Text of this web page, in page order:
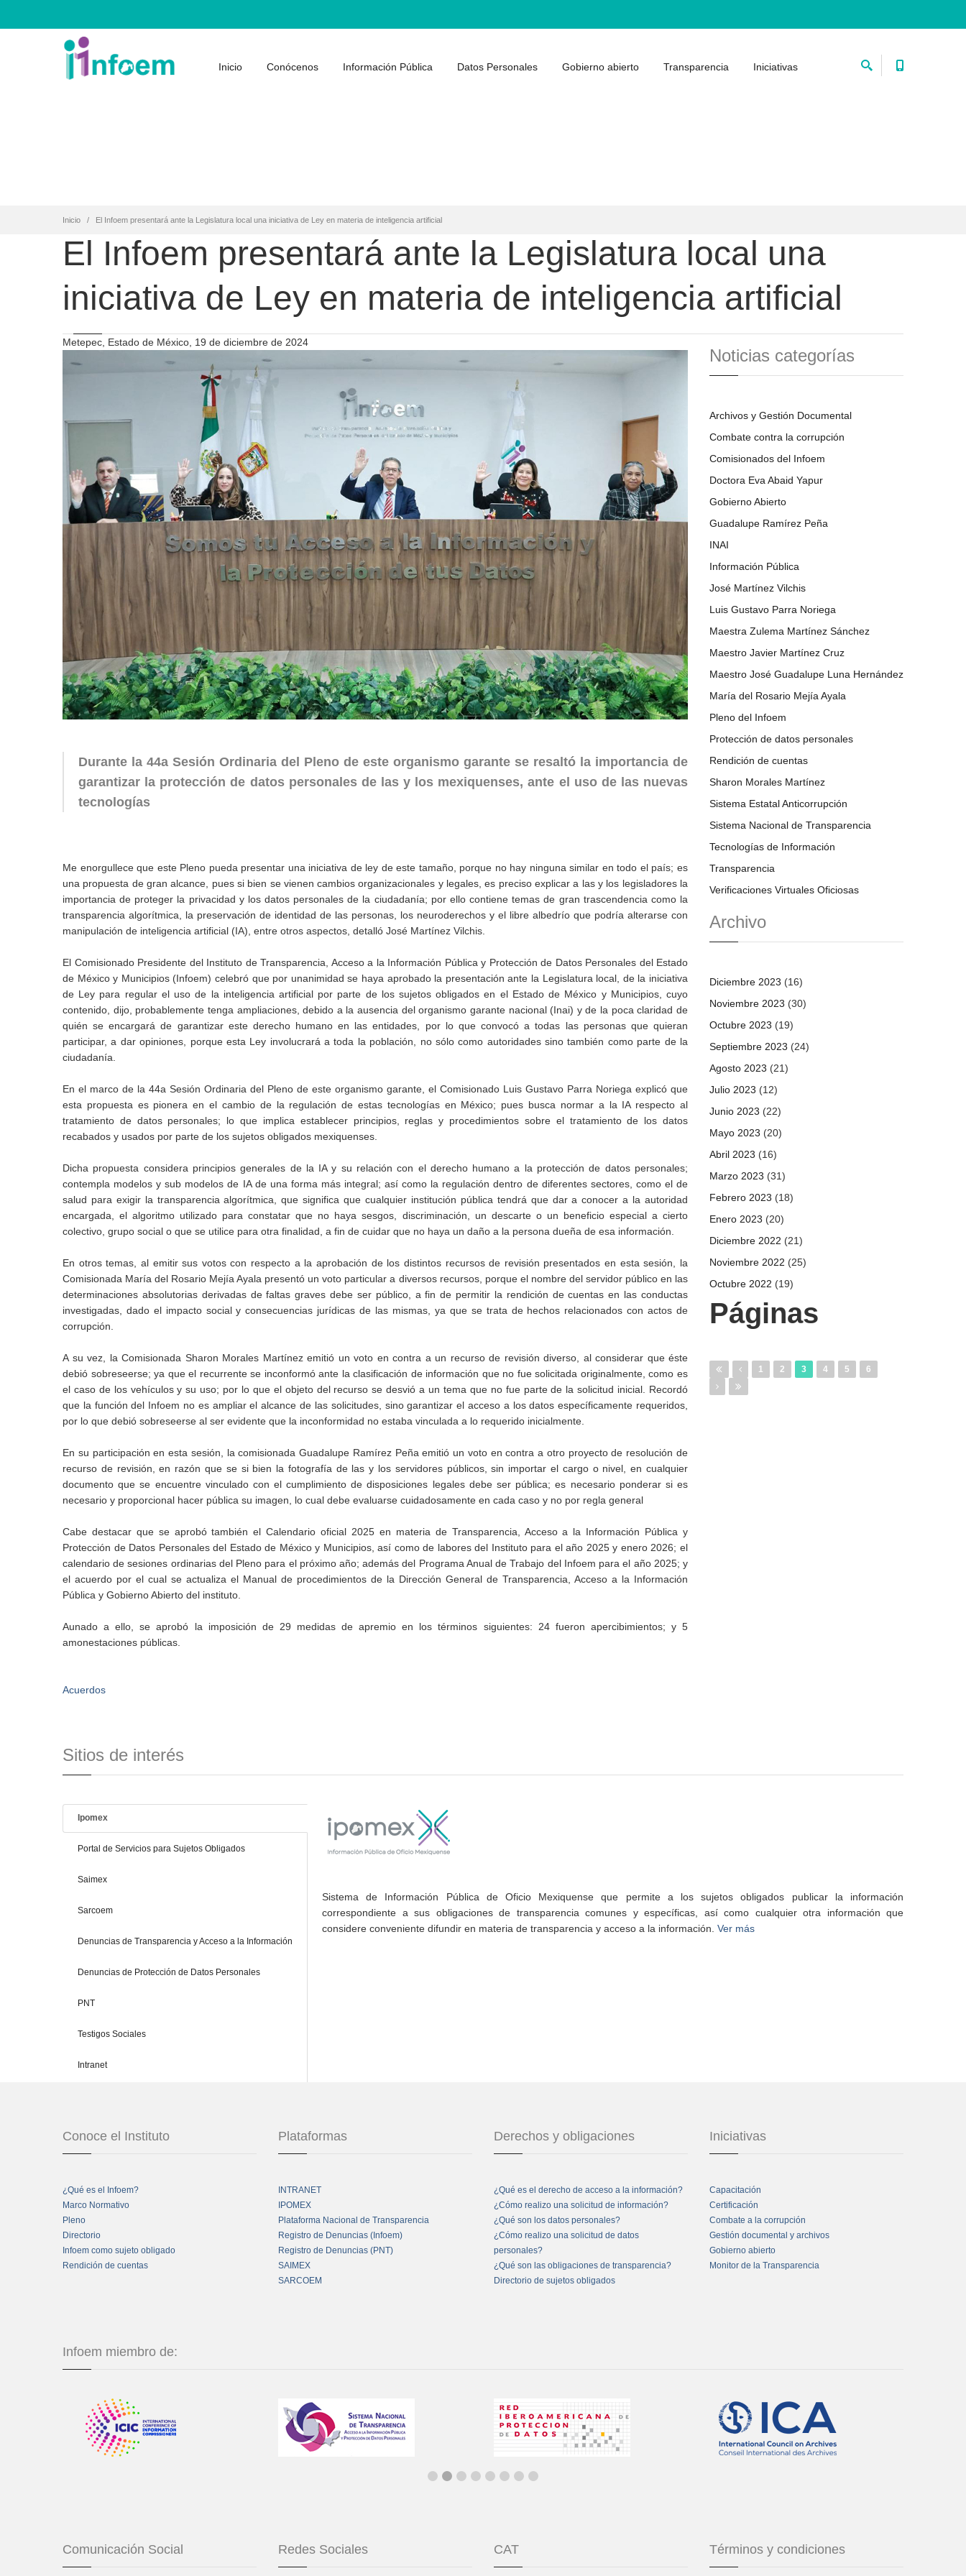
Inicio Conócenos Información Pública Datos Personales Gobierno abierto Transparencia Iniciativas
Inicio El Infoem presentará ante la Legislatura local una iniciativa de Ley en materia de inteligencia artificial
El Infoem presentará ante la Legislatura local una
iniciativa de Ley en materia de inteligencia artificial
Metepec, Estado de México, 19 de diciembre de 2024
Durante la 44a Sesión Ordinaria del Pleno de este organismo garante se resaltó la importancia de
garantizar la protección de datos personales de las y los mexiquenses, ante el uso de las nuevas
tecnologías
Me enorgullece que este Pleno pueda presentar una iniciativa de ley de este tamaño, porque no hay ninguna similar en todo el país; es
una propuesta de gran alcance, pues si bien se vienen cambios organizacionales y legales, es preciso explicar a las y los legisladores la
importancia de proteger la privacidad y los datos personales de la ciudadanía; por ello contiene temas de gran trascendencia como la
transparencia algorítmica, la preservación de identidad de las personas, los neuroderechos y el libre albedrío que podría alterarse con
manipulación de inteligencia artificial (IA), entre otros aspectos, detalló José Martínez Vilchis.
El Comisionado Presidente del Instituto de Transparencia, Acceso a la Información Pública y Protección de Datos Personales del Estado
de México y Municipios (Infoem) celebró que por unanimidad se haya aprobado la presentación ante la Legislatura local, de la iniciativa
de Ley para regular el uso de la inteligencia artificial por parte de los sujetos obligados en el Estado de México y Municipios, cuyo
contenido, dijo, probablemente tenga ampliaciones, debido a la ausencia del organismo garante nacional (Inai) y de la poca claridad de
quién se encargará de garantizar este derecho humano en las entidades, por lo que convocó a todas las personas que quieran
participar, a dar opiniones, porque esta Ley involucrará a toda la población, no sólo como autoridades sino también como parte de la
ciudadanía.
En el marco de la 44a Sesión Ordinaria del Pleno de este organismo garante, el Comisionado Luis Gustavo Parra Noriega explicó que
esta propuesta es pionera en el cambio de la regulación de estas tecnologías en México; pues busca normar a la IA respecto al
tratamiento de datos personales; lo que implica establecer principios, reglas y procedimientos sobre el tratamiento de los datos
recabados y usados por parte de los sujetos obligados mexiquenses.
Dicha propuesta considera principios generales de la IA y su relación con el derecho humano a la protección de datos personales;
contempla modelos y sub modelos de IA de una forma más integral; así como la regulación dentro de diferentes sectores, como el de
salud para exigir la transparencia algorítmica, que significa que cualquier institución pública tendrá que dar a conocer a la autoridad
encargada, el algoritmo utilizado para constatar que no haya sesgos, discriminación, un descarte o un beneficio especial a cierto
colectivo, grupo social o que se utilice para otra finalidad, a fin de cuidar que no haya un daño a la persona dueña de esa información.
En otros temas, al emitir sus votos con respecto a la aprobación de los distintos recursos de revisión presentados en esta sesión, la
Comisionada María del Rosario Mejía Ayala presentó un voto particular a diversos recursos, porque el nombre del servidor público en las
determinaciones absolutorias derivadas de faltas graves debe ser público, a fin de permitir la rendición de cuentas en las conductas
investigadas, dado el impacto social y consecuencias jurídicas de las mismas, ya que se trata de hechos relacionados con actos de
corrupción.
A su vez, la Comisionada Sharon Morales Martínez emitió un voto en contra a un recurso de revisión diverso, al considerar que éste
debió sobreseerse; ya que el recurrente se inconformó ante la clasificación de información que no fue solicitada originalmente, como es
el caso de los vehículos y su uso; por lo que el objeto del recurso se desvió a un tema que no fue parte de la solicitud inicial. Recordó
que la función del Infoem no es ampliar el alcance de las solicitudes, sino garantizar el acceso a los datos específicamente requeridos,
por lo que debió sobreseerse al ser evidente que la inconformidad no estaba vinculada a lo requerido inicialmente.
En su participación en esta sesión, la comisionada Guadalupe Ramírez Peña emitió un voto en contra a otro proyecto de resolución de
recurso de revisión, en razón que se si bien la fotografía de las y los servidores públicos, sin importar el cargo o nivel, en cualquier
documento que se encuentre vinculado con el cumplimiento de disposiciones legales debe ser pública; es necesario ponderar si es
necesario y proporcional hacer pública su imagen, lo cual debe evaluarse cuidadosamente en cada caso y no por regla general
Cabe destacar que se aprobó también el Calendario oficial 2025 en materia de Transparencia, Acceso a la Información Pública y
Protección de Datos Personales del Estado de México y Municipios, así como de labores del Instituto para el año 2025 y enero 2026; el
calendario de sesiones ordinarias del Pleno para el próximo año; además del Programa Anual de Trabajo del Infoem para el año 2025; y
el acuerdo por el cual se actualiza el Manual de procedimientos de la Dirección General de Transparencia, Acceso a la Información
Pública y Gobierno Abierto del instituto.
Aunado a ello, se aprobó la imposición de 29 medidas de apremio en los términos siguientes: 24 fueron apercibimientos; y 5
amonestaciones públicas.
Acuerdos
Noticias categorías
Archivos y Gestión Documental
Combate contra la corrupción
Comisionados del Infoem
Doctora Eva Abaid Yapur
Gobierno Abierto
Guadalupe Ramírez Peña
INAI
Información Pública
José Martínez Vilchis
Luis Gustavo Parra Noriega
Maestra Zulema Martínez Sánchez
Maestro Javier Martínez Cruz
Maestro José Guadalupe Luna Hernández
María del Rosario Mejía Ayala
Pleno del Infoem
Protección de datos personales
Rendición de cuentas
Sharon Morales Martínez
Sistema Estatal Anticorrupción
Sistema Nacional de Transparencia
Tecnologías de Información
Transparencia
Verificaciones Virtuales Oficiosas
Archivo
Diciembre 2023 (16)
Noviembre 2023 (30)
Octubre 2023 (19)
Septiembre 2023 (24)
Agosto 2023 (21)
Julio 2023 (12)
Junio 2023 (22)
Mayo 2023 (20)
Abril 2023 (16)
Marzo 2023 (31)
Febrero 2023 (18)
Enero 2023 (20)
Diciembre 2022 (21)
Noviembre 2022 (25)
Octubre 2022 (19)
Páginas
1 2 3 4 5 6
Sitios de interés
Ipomex
Portal de Servicios para Sujetos Obligados
Saimex
Sarcoem
Denuncias de Transparencia y Acceso a la Información
Denuncias de Protección de Datos Personales
PNT
Testigos Sociales
Intranet
Sistema de Información Pública de Oficio Mexiquense que permite a los sujetos obligados publicar la información
correspondiente a sus obligaciones de transparencia comunes y específicas, así como cualquier otra información que
considere conveniente difundir en materia de transparencia y acceso a la información. Ver más
Conoce el Instituto
¿Qué es el Infoem?
Marco Normativo
Pleno
Directorio
Infoem como sujeto obligado
Rendición de cuentas
Plataformas
INTRANET
IPOMEX
Plataforma Nacional de Transparencia
Registro de Denuncias (Infoem)
Registro de Denuncias (PNT)
SAIMEX
SARCOEM
Derechos y obligaciones
¿Qué es el derecho de acceso a la información?
¿Cómo realizo una solicitud de información?
¿Qué son los datos personales?
¿Cómo realizo una solicitud de datos
personales?
¿Qué son las obligaciones de transparencia?
Directorio de sujetos obligados
Iniciativas
Capacitación
Certificación
Combate a la corrupción
Gestión documental y archivos
Gobierno abierto
Monitor de la Transparencia
Infoem miembro de:
Comunicación Social Redes Sociales CAT Términos y condiciones